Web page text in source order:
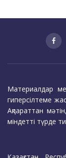
Материалдар
гиперсілтеме
Ақпараттан
міндетті түрде